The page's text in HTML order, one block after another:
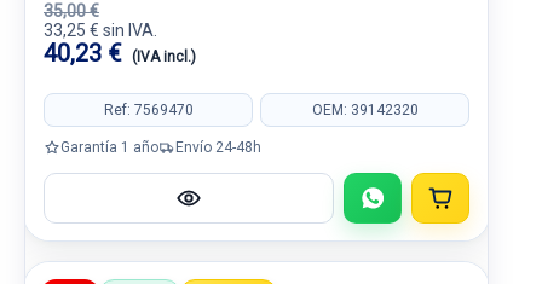
35,00 €
33,25 € sin IVA.
40,23 € (IVA incl.)
Ref: 7569470 OEM: 39142320
Garantía 1 año Envío 24-48h